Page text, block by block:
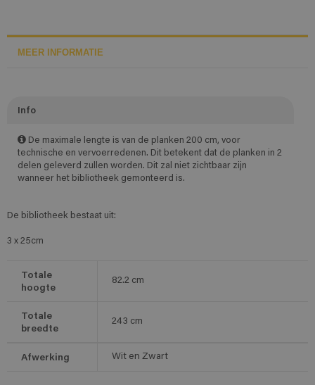
MEER INFORMATIE
Info
De maximale lengte is van de planken 200 cm, voor
technische en vervoerredenen. Dit betekent dat de planken in 2
delen geleverd zullen worden. Dit zal niet zichtbaar zijn
wanneer het bibliotheek gemonteerd is.
De bibliotheek bestaat uit:
3 x 25cm
Totale
hoogte
82.2 cm
Totale
breedte
243 cm
Afwerking Wit en Zwart